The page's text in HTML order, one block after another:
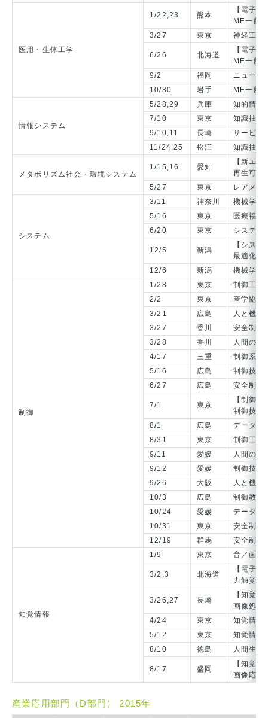
医用・生体工学
1/22,23 熊本
【電子
ME一般
3/27
東京 神経工学
6/26 北海道
【電子
ME一般
9/2
福岡
ニュー
10/30
岩手 ME一般
情報システム
5/28,29 兵庫
知的情報
7/10
東京
知識抽出
9/10,11
長崎
サービス
11/24,25
松江 知識抽出
メタボリズム社会・環境システム
1/15,16 愛知
【新エ
再生可能
5/27
東京 レアメタ
システム
3/11 神奈川
機械学習
5/16
東京
医療福祉
6/20
東京 システム
12/5 新潟
【シス
最適化手
12/6
新潟 機械学習
制御
1/28 東京
制御工学
2/2
東京
産学協同
3/21
広島
人と機械
3/27
香川
安全制御
3/28
香川
人間の技
4/17
三重
制御系設
5/16
広島
制御技術
6/27
広島 安全制御
7/1 東京
【制御/
制御技術
8/1
広島
データに
8/31
東京
制御工学
9/11
愛媛
人間の技
9/12
愛媛
制御技術
9/26
大阪
人と機械
10/3
広島
制御教育
10/24
愛媛
データに
10/31
東京
安全制御
12/19
群馬 安全制御
知覚情報
1/9 東京 音／画像
3/2,3 北海道
【電子
力触覚提
3/26,27 長崎
【知覚
画像処理
4/24
東京
知覚情報
5/12
東京
知覚情報
8/10
徳島 人間生活
8/17 盛岡
【知覚
画像応用
産業応用部門（D部門） 2015年